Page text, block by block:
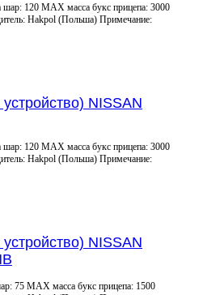
120 MAX масса букс прицепа: 3000
Hakpol (Польша) Примечание:
NISSAN
120 MAX масса букс прицепа: 3000
Hakpol (Польша) Примечание:
NISSAN
75 MAX масса букс прицепа: 1500